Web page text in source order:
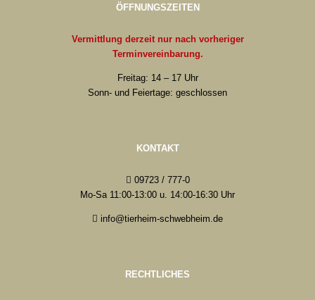
ÖFFNUNGSZEITEN
Vermittlung derzeit nur nach vorheriger
Terminvereinbarung.
Freitag: 14 – 17 Uhr
Sonn- und Feiertage: geschlossen
KONTAKT
09723 / 777-0
Mo-Sa 11:00-13:00 u. 14:00-16:30 Uhr
info@tierheim-schwebheim.de
RECHTLICHES